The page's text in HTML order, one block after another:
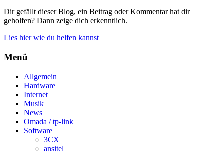
Dir gefällt dieser Blog, ein Beitrag oder Kommentar hat dir
geholfen? Dann zeige dich erkenntlich.
Lies hier wie du helfen kannst
Menü
Allgemein
Hardware
Internet
Musik
News
Omada / tp-link
Software
3CX
ansitel